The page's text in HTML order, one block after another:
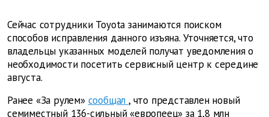
Сейчас сотрудники Toyota занимаются поиском
способов исправления данного изъяна. Уточняется, что
владельцы указанных моделей получат уведомления о
необходимости посетить сервисный центр к середине
августа.
Ранее «За рулем» сообщал , что представлен новый
семиместный 136-сильный «европеец» за 1,8 млн